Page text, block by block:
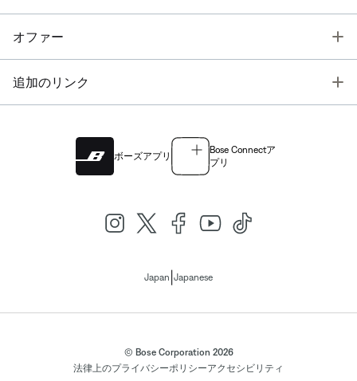
オファー
追加のリンク
ボーズアプリ
Bose Connectア
プリ
Japan Japanese
© Bose Corporation 2026
法律上のプライバシーポリシーアクセシビリティ